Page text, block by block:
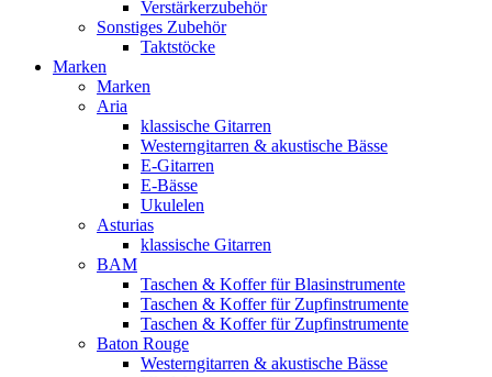
Verstärkerzubehör
Sonstiges Zubehör
Taktstöcke
Marken
Marken
Aria
klassische Gitarren
Westerngitarren & akustische Bässe
E-Gitarren
E-Bässe
Ukulelen
Asturias
klassische Gitarren
BAM
Taschen & Koffer für Blasinstrumente
Taschen & Koffer für Zupfinstrumente
Taschen & Koffer für Zupfinstrumente
Baton Rouge
Westerngitarren & akustische Bässe